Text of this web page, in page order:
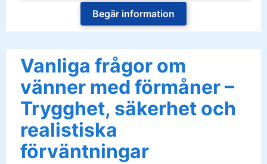
Begär information
Vanliga frågor om
vänner med förmåner –
Trygghet, säkerhet och
realistiska
förväntningar